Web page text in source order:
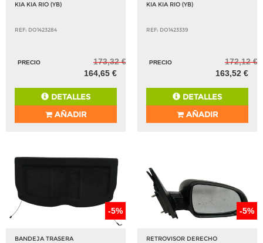
KIA KIA RIO (YB)
REF: DO1423284
PRECIO
173,32 €
164,65 €
DETALLES
AÑADIR
KIA KIA RIO (YB)
REF: DO1423339
PRECIO
172,12 €
163,52 €
DETALLES
AÑADIR
-5%
BANDEJA TRASERA
-5%
RETROVISOR DERECHO